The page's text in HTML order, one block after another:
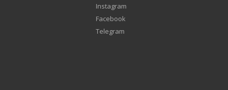
Instagram
Facebook
Telegram